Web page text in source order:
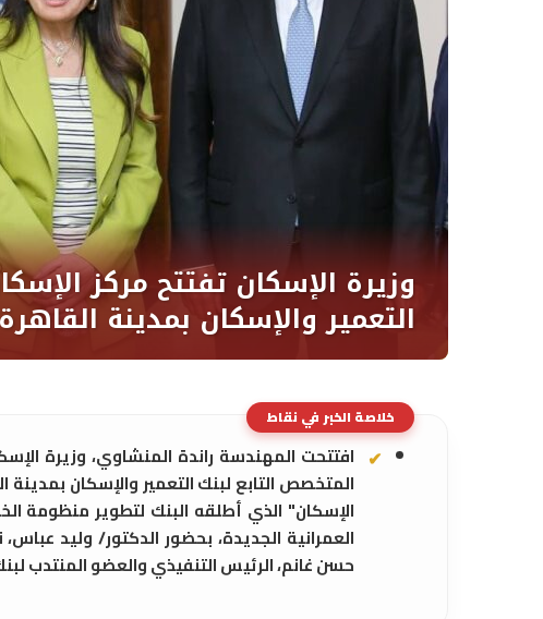
خلاصة الخبر في نقاط
افتتحت المهندسة راندة المنشاوي، وزيرة
المتخصص التابع لبنك التعمير والإسكان
الإسكان" الذي أطلقه البنك لتطوير منظومة
العمرانية الجديدة، بحضور الدكتور/ وليد
حسن غانم، الرئيس التنفيذي والعضو المنتدب